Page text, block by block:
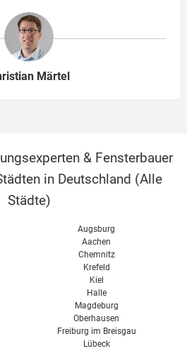
Märtel
& Fensterbauer
in Deutschland (Alle
Städte)
Augsburg
Aachen
Chemnitz
Krefeld
Kiel
Halle
Magdeburg
Oberhausen
Freiburg im Breisgau
Lübeck